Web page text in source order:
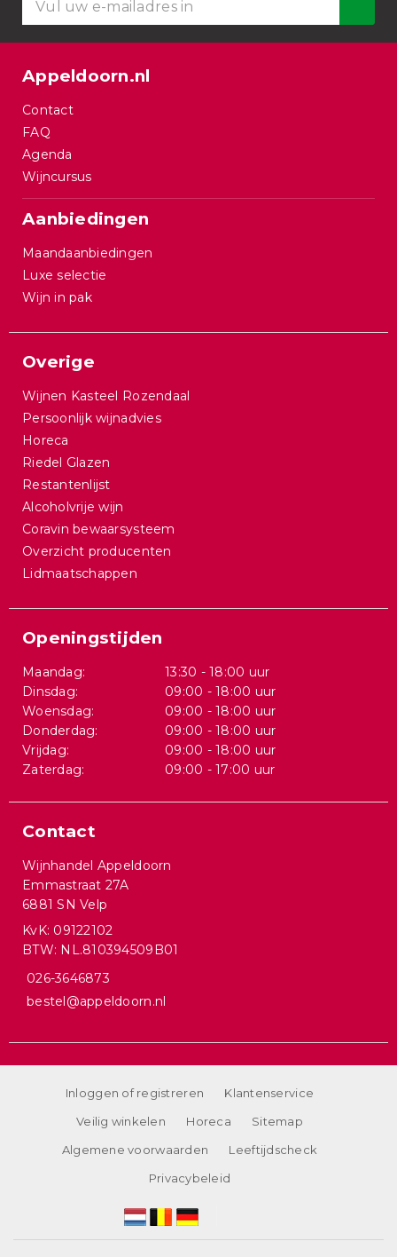
Appeldoorn.nl
Contact
FAQ
Agenda
Wijncursus
Aanbiedingen
Maandaanbiedingen
Luxe selectie
Wijn in pak
Overige
Wijnen Kasteel Rozendaal
Persoonlijk wijnadvies
Horeca
Riedel Glazen
Restantenlijst
Alcoholvrije wijn
Coravin bewaarsysteem
Overzicht producenten
Lidmaatschappen
Openingstijden
Maandag:
13:30 - 18:00 uur
Dinsdag:
09:00 - 18:00 uur
Woensdag:
09:00 - 18:00 uur
Donderdag:
09:00 - 18:00 uur
Vrijdag:
09:00 - 18:00 uur
Zaterdag:
09:00 - 17:00 uur
Contact
Wijnhandel Appeldoorn
Emmastraat 27A
6881 SN Velp
KvK: 09122102
BTW: NL.810394509B01
026-3646873
bestel@appeldoorn.nl
Inloggen of registreren
Klantenservice
Veilig winkelen
Horeca
Sitemap
Algemene voorwaarden
Leeftijdscheck
Privacybeleid